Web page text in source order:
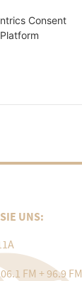
Consent
UNS:
FM + 96.9 FM